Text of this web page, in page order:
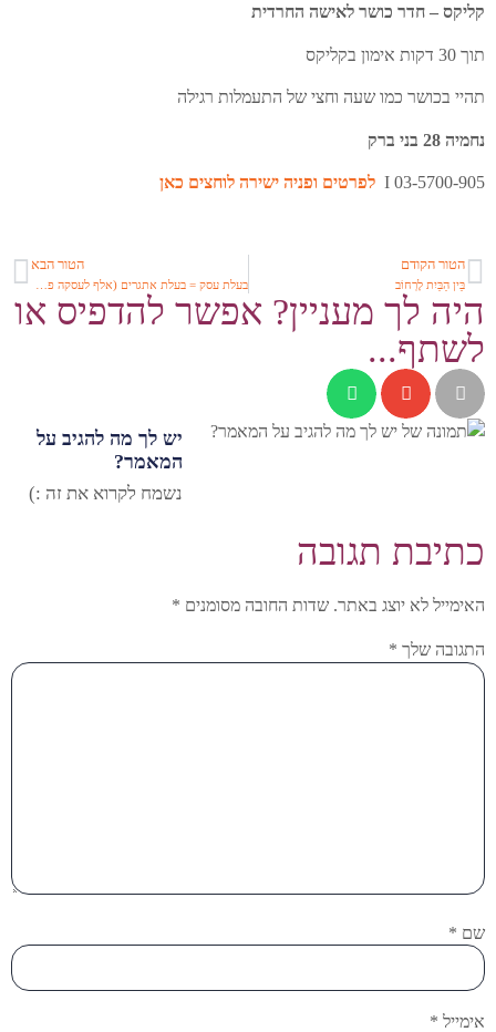
קליקס – חדר כושר לאישה החרדית
תוך 30 דקות אימון בקליקס
תהיי בכושר כמו שעה וחצי של התעמלות רגילה
נחמיה 28 בני ברק
03-5700-905 I לפרטים ופניה ישירה לוחצים כאן
הטור הקודם
בֵּין הַבַּיִת לָרְחוֹב
הטור הבא
היה לך מעניין? אפשר להדפיס או
לשתף...
יש לך מה להגיב על
המאמר?
נשמח לקרוא את זה :)
כתיבת תגובה
האימייל לא יוצג באתר. שדות החובה מסומנים *
התגובה שלך *
שם *
אימייל *